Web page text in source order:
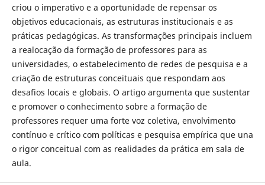
criou o imperativo e a oportunidade de repensar os
objetivos educacionais, as estruturas institucionais e as
práticas pedagógicas. As transformações principais incluem
a realocação da formação de professores para as
universidades, o estabelecimento de redes de pesquisa e a
criação de estruturas conceituais que respondam aos
desafios locais e globais. O artigo argumenta que sustentar
e promover o conhecimento sobre a formação de
professores requer uma forte voz coletiva, envolvimento
contínuo e crítico com políticas e pesquisa empírica que una
o rigor conceitual com as realidades da prática em sala de
aula.